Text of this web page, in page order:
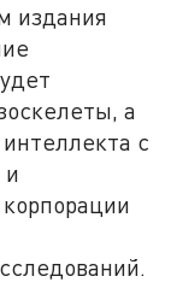
издания
а
с
и
корпорации